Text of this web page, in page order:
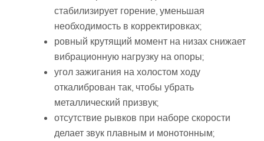
стабилизирует горение, уменьшая
необходимость в корректировках;
ровный крутящий момент на низах снижает
вибрационную нагрузку на опоры;
угол зажигания на холостом ходу
откалиброван так, чтобы убрать
металлический призвук;
отсутствие рывков при наборе скорости
делает звук плавным и монотонным;